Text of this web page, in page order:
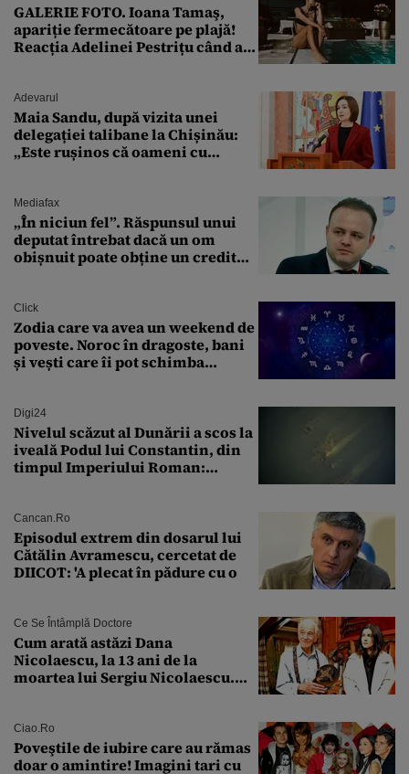
GALERIE FOTO. Ioana Tamaş,
apariție fermecătoare pe plajă!
Reacția Adelinei Pestrițu când a
Adevarul
Maia Sandu, după vizita unei
delegației talibane la Chișinău:
„Este rușinos că oameni cu
Mediafax
„În niciun fel”. Răspunsul unui
deputat întrebat dacă un om
obișnuit poate obține un credit
Click
Zodia care va avea un weekend de
poveste. Noroc în dragoste, bani
și vești care îi pot schimba
Digi24
Nivelul scăzut al Dunării a scos la
iveală Podul lui Constantin, din
timpul Imperiului Roman:
Cancan.ro
Episodul extrem din dosarul lui
Cătălin Avramescu, cercetat de
DIICOT: 'A plecat în pădure cu o
Ce Se Întâmplă Doctore
Cum arată astăzi Dana
Nicolaescu, la 13 ani de la
moartea lui Sergiu Nicolaescu.
Ciao.ro
Poveştile de iubire care au rămas
doar o amintire! Imagini tari cu